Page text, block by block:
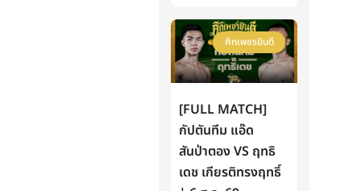
ศึกเพชรยินดี
[FULL MATCH]
กัปตันทีม แอ๊ด
สันป่าตอง VS ฤทธิ
เดช เกียรติทรงฤทธิ์